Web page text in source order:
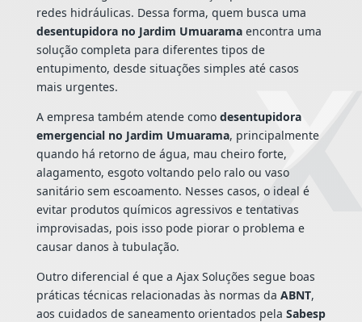
redes hidráulicas. Dessa forma, quem busca uma
desentupidora no Jardim Umuaramaencontra uma
solução completa para diferentes tipos de
entupimento, desde situações simples até casos
mais urgentes.
A empresa também atende como desentupidora
emergencial no Jardim Umuarama, principalmente
quando há retorno de água, mau cheiro forte,
alagamento, esgoto voltando pelo ralo ou vaso
sanitário sem escoamento. Nesses casos, o ideal é
evitar produtos químicos agressivos e tentativas
improvisadas, pois isso pode piorar o problema e
causar danos à tubulação.
Outro diferencial é que a Ajax Soluções segue boas
práticas técnicas relacionadas às normas da ABNT,
aos cuidados de saneamento orientados pela Sabesp